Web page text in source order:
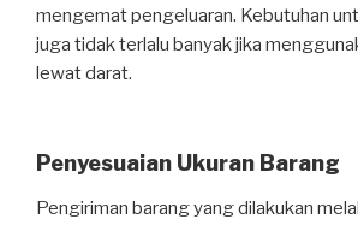
mengemat pengeluaran. Kebutuhan
juga tidak terlalu banyak jika
lewat darat.
Penyesuaian Ukuran Barang
Pengiriman barang yang dilakukan